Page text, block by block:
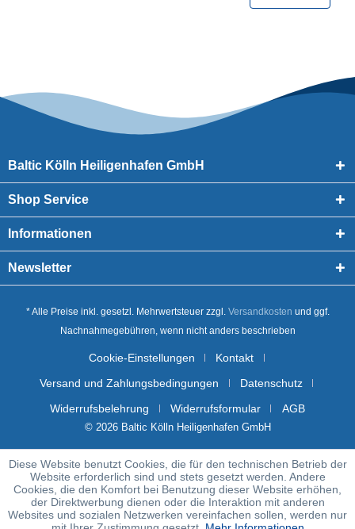
Baltic Kölln Heiligenhafen GmbH
Shop Service
Informationen
Newsletter
* Alle Preise inkl. gesetzl. Mehrwertsteuer zzgl. Versandkosten und ggf.
Nachnahmegebühren, wenn nicht anders beschrieben
Cookie-Einstellungen
Kontakt
Versand und Zahlungsbedingungen
Datenschutz
Widerrufsbelehrung
Widerrufsformular AGB
© 2026 Baltic Kölln Heiligenhafen GmbH
Diese Website benutzt Cookies, die für den technischen Betrieb der
Website erforderlich sind und stets gesetzt werden. Andere
Cookies, die den Komfort bei Benutzung dieser Website erhöhen,
der Direktwerbung dienen oder die Interaktion mit anderen
Websites und sozialen Netzwerken vereinfachen sollen, werden nur